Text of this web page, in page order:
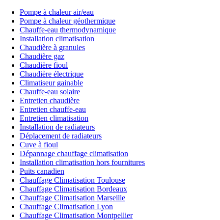
Pompe à chaleur air/eau
Pompe à chaleur géothermique
Chauffe-eau thermodynamique
Installation climatisation
Chaudière à granules
Chaudière gaz
Chaudière fioul
Chaudière électrique
Climatiseur gainable
Chauffe-eau solaire
Entretien chaudière
Entretien chauffe-eau
Entretien climatisation
Installation de radiateurs
Déplacement de radiateurs
Cuve à fioul
Dépannage chauffage climatisation
Installation climatisation hors fournitures
Puits canadien
Chauffage Climatisation Toulouse
Chauffage Climatisation Bordeaux
Chauffage Climatisation Marseille
Chauffage Climatisation Lyon
Chauffage Climatisation Montpellier